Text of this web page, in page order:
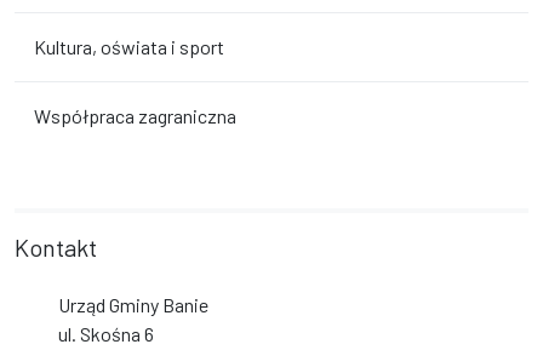
Kultura, oświata i sport
Współpraca zagraniczna
Kontakt
Urząd Gminy Banie
ul. Skośna 6